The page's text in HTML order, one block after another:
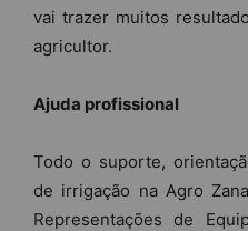
vai trazer muitos
agricultor.
Ajuda profissional
Todo o suporte,
de irrigação na Agro
Representações de